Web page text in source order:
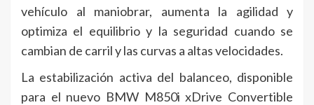
vehículo al maniobrar, aumenta la agilidad y
optimiza el equilibrio y la seguridad cuando se
cambian de carril y las curvas a altas velocidades.
La estabilización activa del balanceo, disponible
para el nuevo BMW M850i xDrive Convertible